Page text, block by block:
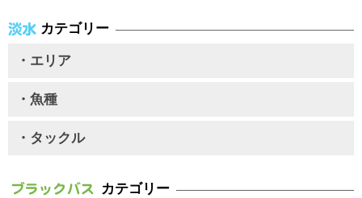
カテゴリー
・エリア
・魚種
・タックル
カテゴリー